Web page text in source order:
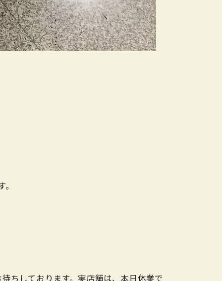
ちしております。実店舗は、本日休業で